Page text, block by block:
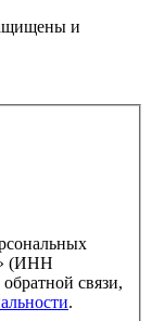
и
(ИНН
.